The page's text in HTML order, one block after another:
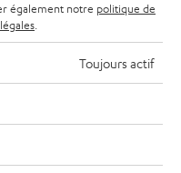
également notre politique de
Toujours actif